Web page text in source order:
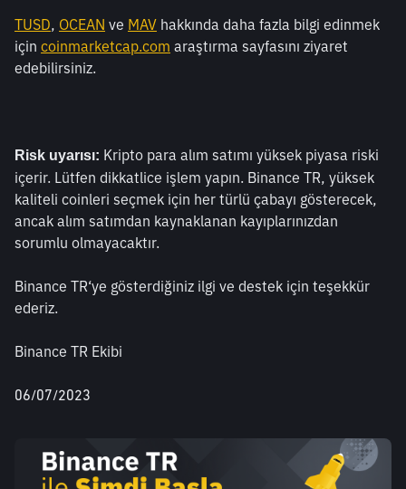
TUSD, OCEAN ve MAV hakkında daha fazla bilgi edinmek
için coinmarketcap.com araştırma sayfasını ziyaret
edebilirsiniz.
Risk uyarısı: Kripto para alım satımı yüksek piyasa riski
içerir. Lütfen dikkatlice işlem yapın. Binance TR, yüksek
kaliteli coinleri seçmek için her türlü çabayı gösterecek,
ancak alım satımdan kaynaklanan kayıplarınızdan
sorumlu olmayacaktır.
Binance TR‘ye gösterdiğiniz ilgi ve destek için teşekkür
ederiz.
Binance TR Ekibi
06/07/2023